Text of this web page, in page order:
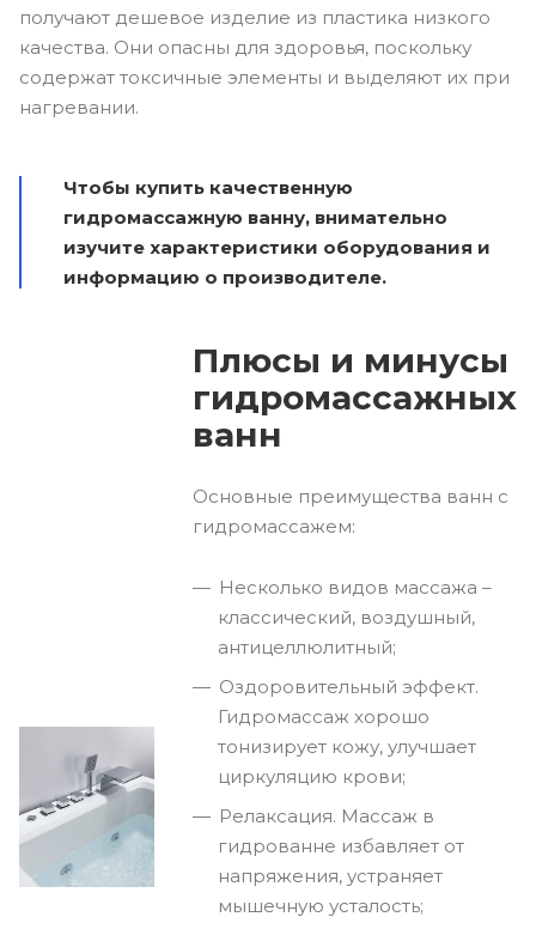
получают дешевое изделие из пластика низкого
качества. Они опасны для здоровья, поскольку
содержат токсичные элементы и выделяют их при
нагревании.
Чтобы купить качественную
гидромассажную ванну, внимательно
изучите характеристики оборудования и
информацию о производителе.
Плюсы и минусы
гидромассажных
ванн
Основные преимущества ванн с
гидромассажем:
Несколько видов массажа –
классический, воздушный,
антицеллюлитный;
Оздоровительный эффект.
Гидромассаж хорошо
тонизирует кожу, улучшает
циркуляцию крови;
Релаксация. Массаж в
гидрованне избавляет от
напряжения, устраняет
мышечную усталость;